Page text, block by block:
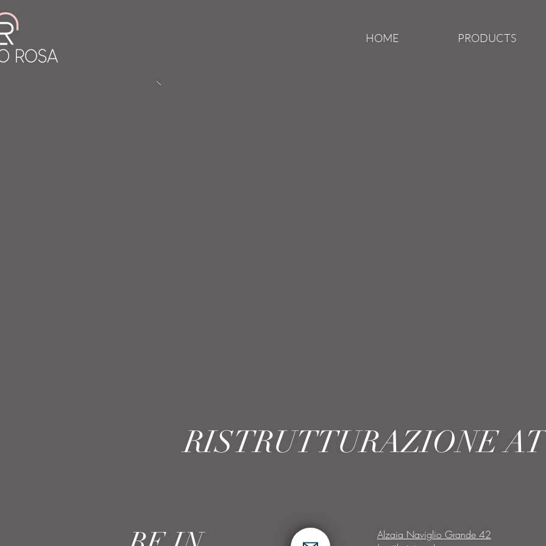
RISTRUTTURAZIONE
HOME PRODUCTS
Alzaia Naviglio Grande 42